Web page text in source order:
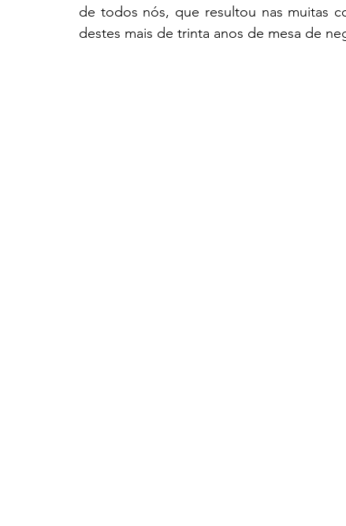
de todos nós, que resultou nas muitas
destes mais de trinta anos de mesa de